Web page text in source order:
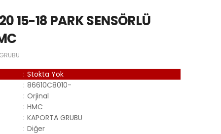
15-18 PARK SENSÖRLÜ
: Stokta Yok
: 86610C8010-
: Orjinal
: HMC
: KAPORTA GRUBU
: Diğer